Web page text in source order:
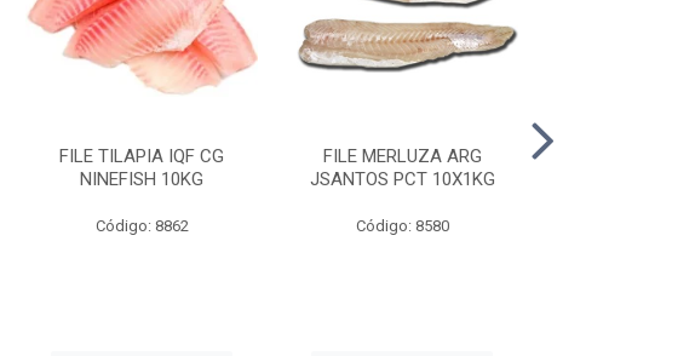
FILE TILAPIA IQF CG
NINEFISH 10KG
Código: 8862
FILE MERLUZA ARG
JSANTOS PCT 10X1KG
Código: 8580